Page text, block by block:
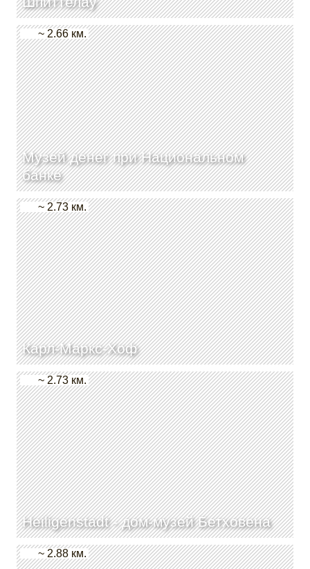
Музей денег при Национальном
банке
~ 2.66 км.
Карл-Маркс-Хоф
~ 2.73 км.
Heiligenstadt - дом-музей Бетховена
~ 2.73 км.
~ 2.88 км.